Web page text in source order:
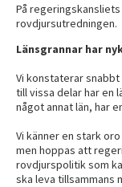
På
rovdjursutredningen.
Länsgrannar har
Vi konstaterar snabbt
till vissa delar har en
något annat län, har
Vi känner en stark
men hoppas att
rovdjurspolitik som
ska leva tillsammans